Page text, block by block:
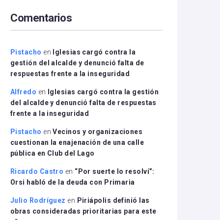
disminuir
el
Comentarios
Pistacho en
Iglesias cargó contra la
gestión del alcalde y denunció falta de
respuestas frente a la inseguridad
Alfredo en
Iglesias cargó contra la gestión
del alcalde y denunció falta de respuestas
frente a la inseguridad
Pistacho enVecinos y organizaciones
cuestionan la enajenación de una calle
pública en Club del Lago
Ricardo Castro en “Por suerte lo resolví”:
Orsi habló de la deuda con Primaria
Julio Rodríguez en Piriápolis definió las
obras consideradas prioritarias para este